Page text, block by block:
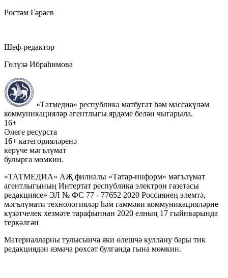
Рөстәм Гәрәев
Шеф-редактор
Гөлүзә Ибраһимова
«Татмедиа» республика матбугат һәм массакүләм
коммуникацияләр агентлыгы ярдәме белән чыгарыла.
16+
Әлеге ресурста
16+ категорияләренә
керүче мәгълүмат
булырга мөмкин.
«ТАТМЕДИА» АҖ филиалы «Татар-информ» мәгълүмат
агентлыгының Интертат республика электрон газетасы
редакциясе» ЭЛ № ФС 77 - 77652 2020 Россиянең элемтә,
мәгълүмати технологияләр һәм гаммәви коммуникацияләрне
күзәтчелек хезмәте тарафыннан 2020 елның 17 гыйнварында
теркәлгән
Материалларны тулысынча яки өлешчә куллану бары тик
редакциядән язмача рөхсәт булганда гына мөмкин.